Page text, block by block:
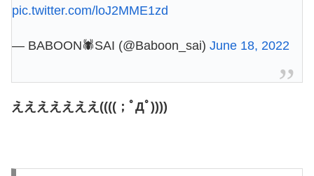
pic.twitter.com/loJ2MME1zd
— BABOON🕷️SAI (@Baboon_sai) June 18, 2022
えええええええ((((；ﾟДﾟ))))